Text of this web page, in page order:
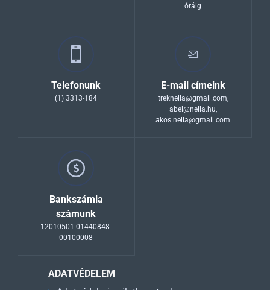
óráig
Telefonunk
(1) 3313-184
E-mail címeink
treknella@gmail.com,
abel@nella.hu,
akos.nella@gmail.com
Bankszámla
számunk
12010501-01440848-
00100008
ADATVÉDELEM